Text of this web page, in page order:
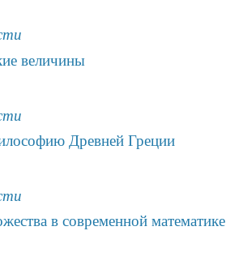
величины
Древней Греции
в современной математике